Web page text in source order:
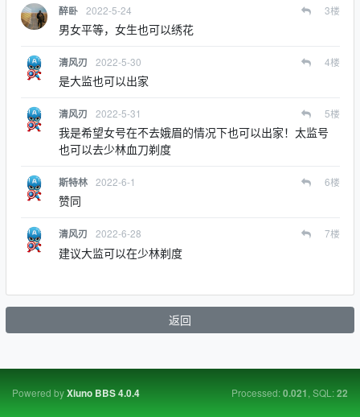
醉卧 2022-5-24 3楼
男女平等，女生也可以绣花
清风刃 2022-5-30 4楼
是大监也可以出家
清风刃 2022-5-31 5楼
我是希望女号在不去娥眉的情况下也可以出家！太监号
也可以去少林血刀剃度
斯特林 2022-6-1 6楼
赞同
清风刃 2022-6-28 7楼
建议大监可以在少林剃度
返回
Powered byXiuno BBS4.0.4 Processed:0.021, SQL:22